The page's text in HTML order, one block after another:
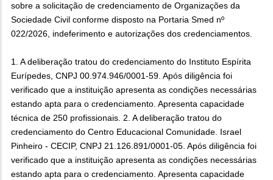
sobre a solicitação de credenciamento de Organizações da
Sociedade Civil conforme disposto na Portaria Smed nº
022/2026, indeferimento e autorizações dos credenciamentos.
1. A deliberação tratou do credenciamento do Instituto Espírita
Eurípedes, CNPJ 00.974.946/0001-59. Após diligência foi
verificado que a instituição apresenta as condições necessárias
estando apta para o credenciamento. Apresenta capacidade
técnica de 250 profissionais. 2. A deliberação tratou do
credenciamento do Centro Educacional Comunidade. Israel
Pinheiro - CECIP, CNPJ 21.126.891/0001-05. Após diligência foi
verificado que a instituição apresenta as condições necessárias
estando apta para o credenciamento. Apresenta capacidade